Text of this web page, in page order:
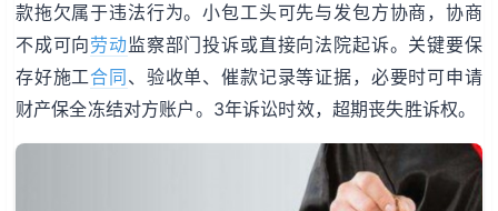
款拖欠属于违法行为。小包工头可先与发包方协商，协商
不成可向劳动 监察部门投诉或直接向法院起诉。关键要保
存好施工合同 、验收单、催款记录等证据，必要时可申请
财产保全冻结对方账户。3年诉讼时效，超期丧失胜诉权。